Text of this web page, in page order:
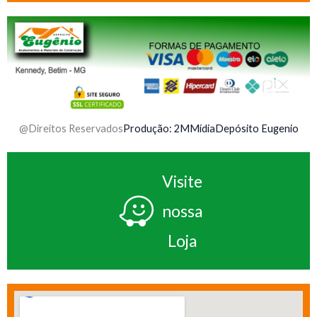
@Direitos ReservadosProdução: 2MMídiaDepósito Eugenio
Visite
nossa
Loja